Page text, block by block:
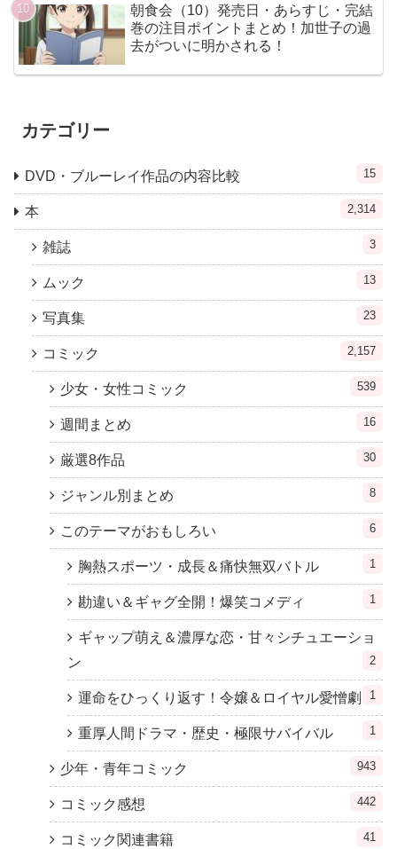
朝食会（10）発売日・あらすじ・完結
巻の注目ポイントまとめ！加世子の過
去がついに明かされる！
カテゴリー
DVD・ブルーレイ作品の内容比較 15
本 2,314
雑誌 3
ムック 13
写真集 23
コミック 2,157
少女・女性コミック 539
週間まとめ 16
厳選8作品 30
ジャンル別まとめ 8
このテーマがおもしろい 6
胸熱スポーツ・成長＆痛快無双バトル 1
勘違い＆ギャグ全開！爆笑コメディ 1
ギャップ萌え＆濃厚な恋・甘々シチュエーショ
ン
2
運命をひっくり返す！令嬢＆ロイヤル愛憎劇 1
重厚人間ドラマ・歴史・極限サバイバル 1
少年・青年コミック 943
コミック感想 442
コミック関連書籍 41